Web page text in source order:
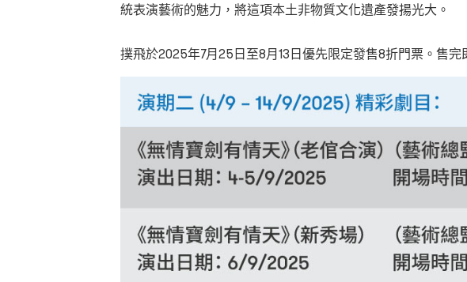
統表演藝術的魅力，將這項本土非物質文化遺產發揚光大。
撲飛於2025年7月25日至8月13日優先限定發售8折門票。售完